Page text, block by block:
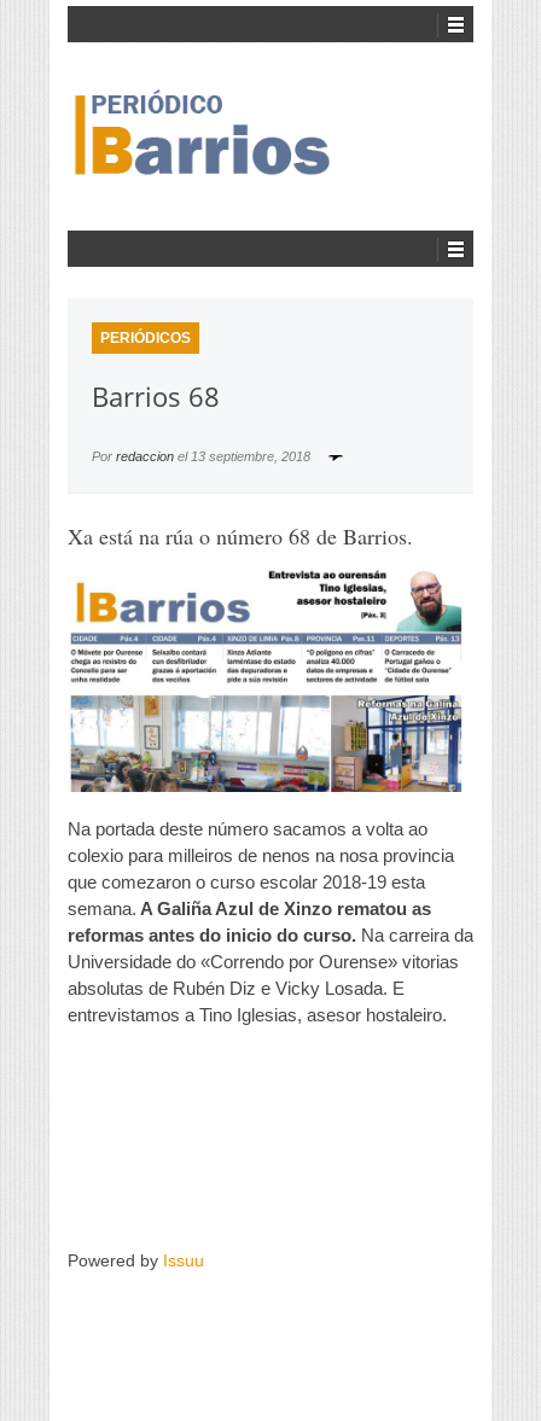
PERIÓDICOS
Barrios 68
Por redaccion el 13 septiembre, 2018
Xa está na rúa o número 68 de Barrios.
Na portada deste número sacamos a volta ao
colexio para milleiros de nenos na nosa provincia
que comezaron o curso escolar 2018-19 esta
semana. A Galiña Azul de Xinzo rematou as
reformas antes do inicio do curso. Na carreira da
Universidade do «Correndo por Ourense» vitorias
absolutas de Rubén Diz e Vicky Losada. E
entrevistamos a Tino Iglesias, asesor hostaleiro.
Powered by Issuu